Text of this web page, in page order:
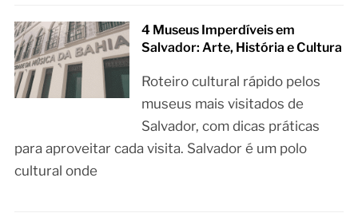
4 Museus Imperdíveis em
Salvador: Arte, História e Cultura
Roteiro cultural rápido pelos
museus mais visitados de
Salvador, com dicas práticas
para aproveitar cada visita. Salvador é um polo
cultural onde